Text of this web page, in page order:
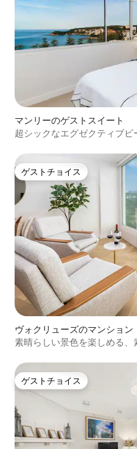
マンリーのゲストスイート
超シックなエグゼクティブビ
ゲストチョイス
ゲストチョイス
ヴォクリューズのマンション
素晴らしい景色を楽しめる、
ゲストチョイス
ゲストチョイス